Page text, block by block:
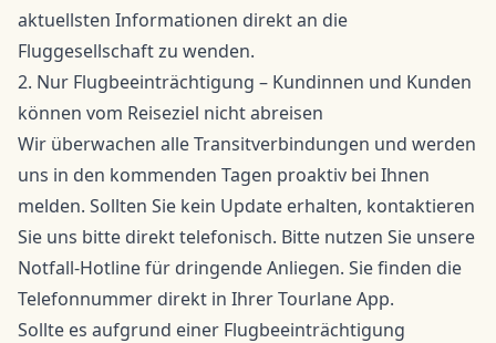
aktuellsten Informationen direkt an die
Fluggesellschaft zu wenden.
2. Nur Flugbeeinträchtigung – Kundinnen und Kunden
können vom Reiseziel nicht abreisen
Wir überwachen alle Transitverbindungen und werden
uns in den kommenden Tagen proaktiv bei Ihnen
melden. Sollten Sie kein Update erhalten, kontaktieren
Sie uns bitte direkt telefonisch. Bitte nutzen Sie unsere
Notfall-Hotline für dringende Anliegen. Sie finden die
Telefonnummer direkt in IhrerTourlane App.
Sollte es aufgrund einer Flugbeeinträchtigung